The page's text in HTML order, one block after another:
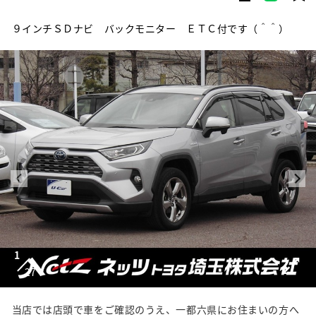
９インチＳＤナビ バックモニター ＥＴＣ付です（＾＾）
1
27
当店では店頭で車をご確認のうえ、一都六県にお住まいの方へ